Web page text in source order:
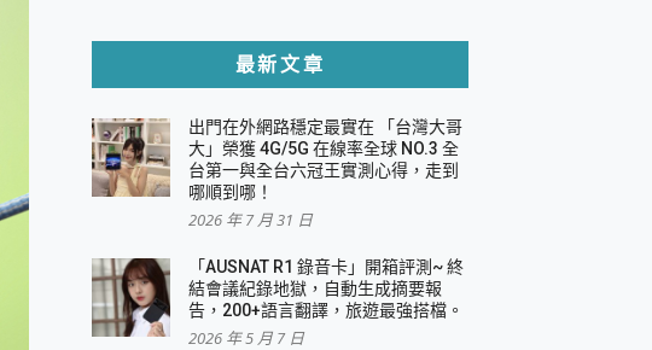
頭貼與軍規防摔殼完整開箱評價
開箱 評測
SD卡
優惠，一篇全看懂
膠囊投影機｜結合「 智慧投影 & 煥彩流動 」的沈浸
X 系列 輕量無線電競滑鼠 開箱 評測
，多工辦公、爽度滿滿的終極桌面體驗
機配件品牌
活動」好康大放送
線急速行動電源 開箱 評測
最新文章
出門在外網路穩定最實在 「台灣大哥
大」榮獲 4G/5G 在線率全球 NO.3 全
台第一與全台六冠王實測心得，走到
哪順到哪！
2026 年 7 月 31 日
「AUSNAT R1 錄音卡」開箱評測~ 終
結會議紀錄地獄，自動生成摘要報
告，200+語言翻譯，旅遊最強搭檔。
2026 年 5 月 7 日